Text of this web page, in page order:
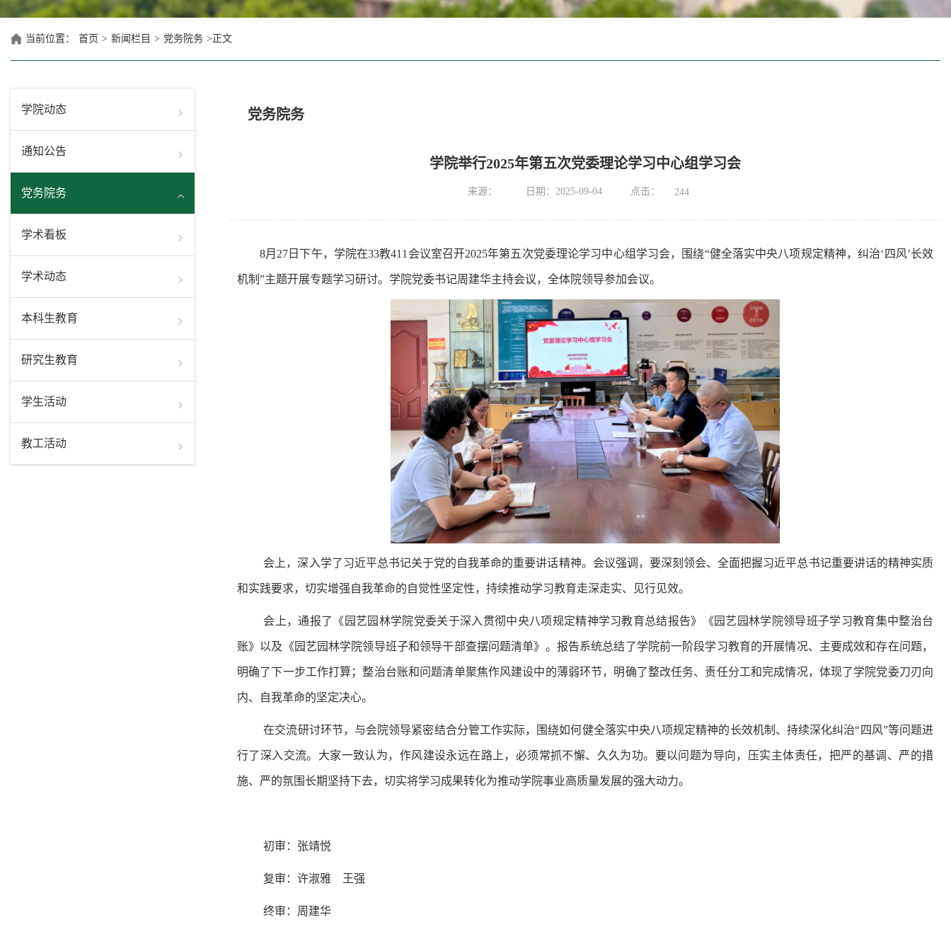
当前位置： 首页 > 新闻栏目 > 党务院务 > 正文
学院动态
通知公告
党务院务
学术看板
学术动态
本科生教育
研究生教育
学生活动
教工活动
党务院务
学院举行2025年第五次党委理论学习中心组学习会
来源： 日期：2025-09-04 点击： 244
8月27日下午，学院在33教411会议室召开2025年第五次党委理论学习中心组学习会，围绕“健全落实中央八项规定精神，纠治‘四风’长效
机制”主题开展专题学习研讨。学院党委书记周建华主持会议，全体院领导参加会议。
会上，深入学了习近平总书记关于党的自我革命的重要讲话精神。会议强调，要深刻领会、全面把握习近平总书记重要讲话的精神实质
和实践要求，切实增强自我革命的自觉性坚定性，持续推动学习教育走深走实、见行见效。
会上，通报了《园艺园林学院党委关于深入贯彻中央八项规定精神学习教育总结报告》《园艺园林学院领导班子学习教育集中整治台
账》以及《园艺园林学院领导班子和领导干部查摆问题清单》。报告系统总结了学院前一阶段学习教育的开展情况、主要成效和存在问题，
明确了下一步工作打算；整治台账和问题清单聚焦作风建设中的薄弱环节，明确了整改任务、责任分工和完成情况，体现了学院党委刀刃向
内、自我革命的坚定决心。
在交流研讨环节，与会院领导紧密结合分管工作实际，围绕如何健全落实中央八项规定精神的长效机制、持续深化纠治“四风”等问题进
行了深入交流。大家一致认为，作风建设永远在路上，必须常抓不懈、久久为功。要以问题为导向，压实主体责任，把严的基调、严的措
施、严的氛围长期坚持下去，切实将学习成果转化为推动学院事业高质量发展的强大动力。
初审：张靖悦
复审：许淑雅 王强
终审：周建华